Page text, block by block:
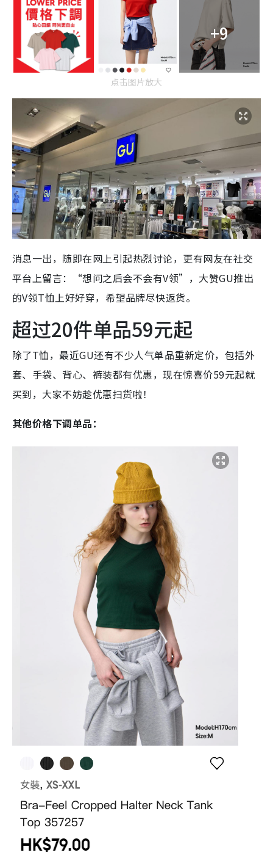
+9
点击图片放大
消息一出，随即在网上引起热烈讨论，更有网友在社交
平台上留言：“想问之后会不会有V领”，大赞GU推出
的V领T恤上好好穿，希望品牌尽快返货。
超过20件单品59元起
除了T恤，最近GU还有不少人气单品重新定价，包括外
套、手袋、背心、裤装都有优惠，现在惊喜价59元起就
买到，大家不妨趁优惠扫货啦！
其他价格下调单品：